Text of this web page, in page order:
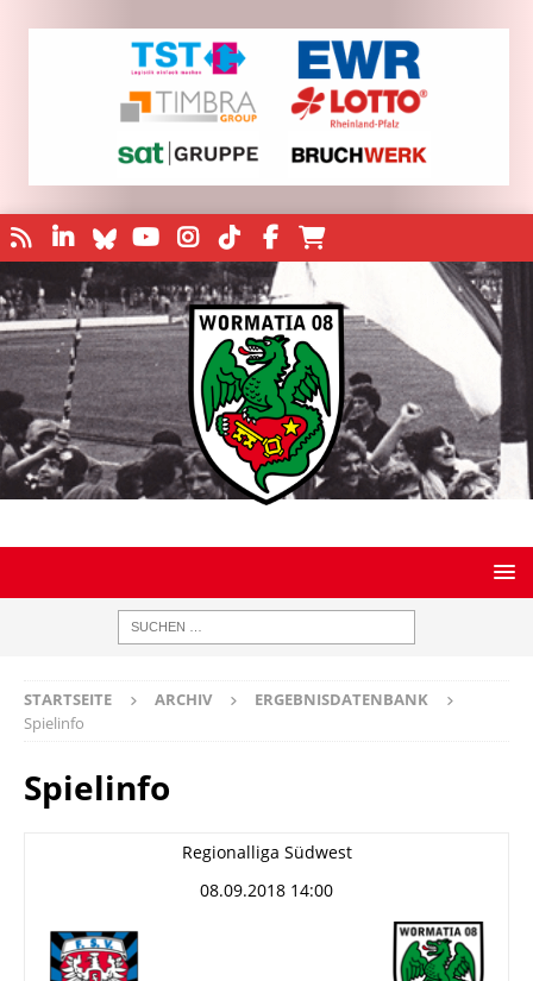
STARTSEITE ARCHIV
ERGEBNISDATENBANK
Spielinfo
Spielinfo
Regionalliga Südwest
08.09.2018 14:00